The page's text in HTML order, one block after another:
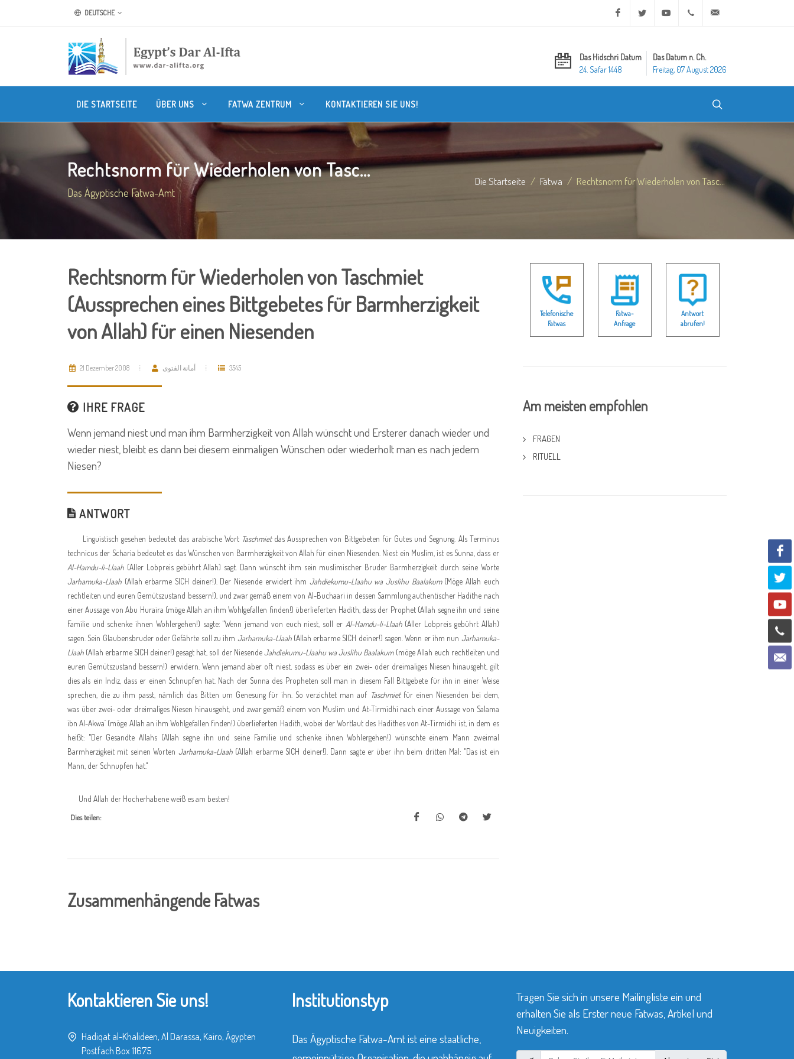
DEUTSCHE Facebook Twitter Youtube +20 2 25970400
Das Hidschri Datum
24. Safar 1448
Das Datum n. Ch.
Freitag, 07 August 2026
DIE STARTSEITE ÜBER UNS FATWA ZENTRUM KONTAKTIEREN SIE UNS!
Rechtsnorm für Wiederholen von Tasc...
Das Ägyptische Fatwa-Amt
Die Startseite Fatwa Rechtsnorm für Wiederholen von Tasc...
Rechtsnorm für Wiederholen von Taschmiet
(Aussprechen eines Bittgebetes für Barmherzigkeit
von Allah) für einen Niesenden
21 Dezember 2008 أمانة الفتوى 3545
IHRE FRAGE
Wenn jemand niest und man ihm Barmherzigkeit von Allah wünscht und Ersterer danach wieder und
wieder niest, bleibt es dann bei diesem einmaligen Wünschen oder wiederholt man es nach jedem
Niesen?
ANTWORT
Linguistisch gesehen bedeutet das arabische Wort Taschmiet das Aussprechen von Bittgebeten für Gutes und Segnung. Als Terminus
technicus der Scharia bedeutet es das Wünschen von Barmherzigkeit von Allah für einen Niesenden. Niest ein Muslim, ist es Sunna, dass er
Al-Hamdu-li-Llaah (Aller Lobpreis gebührt Allah) sagt. Dann wünscht ihm sein muslimischer Bruder Barmherzigkeit durch seine Worte
Jarhamuka-Llaah (Allah erbarme SICH deiner!). Der Niesende erwidert ihm Jahdiekumu-Llaahu wa Juslihu Baalakum(Möge Allah euch
rechtleiten und euren Gemütszustand bessern!), und zwar gemäß einem von Al-Buchaari in dessen Sammlung authentischer Hadithe nach
einer Aussage von Abu Huraira (möge Allah an ihm Wohlgefallen finden!) überlieferten Hadith, dass der Prophet (Allah segne ihn und seine
Familie und schenke ihnen Wohlergehen!) sagte: "Wenn jemand von euch niest, soll er Al-Hamdu-li-Llaah(Aller Lobpreis gebührt Allah)
sagen. Sein Glaubensbruder oder Gefährte soll zu ihm Jarhamuka-Llaah(Allah erbarme SICH deiner!) sagen. Wenn er ihm nun Jarhamuka-
Llaah (Allah erbarme SICH deiner!) gesagt hat, soll der NiesendeJahdiekumu-Llaahu wa Juslihu Baalakum(möge Allah euch rechtleiten und
euren Gemütszustand bessern!) erwidern. Wenn jemand aber oft niest, sodass es über ein zwei- oder dreimaliges Niesen hinausgeht, gilt
dies als ein Indiz, dass er einen Schnupfen hat. Nach der Sunna des Propheten soll man in diesem Fall Bittgebete für ihn in einer Weise
sprechen, die zu ihm passt, nämlich das Bitten um Genesung für ihn. So verzichtet man auf Taschmietfür einen Niesenden bei dem,
was über zwei- oder dreimaliges Niesen hinausgeht, und zwar gemäß einem von Muslim und At-Tirmidhi nach einer Aussage von Salama
ibn Al-Akwa´ (möge Allah an ihm Wohlgefallen finden!) überlieferten Hadith, wobei der Wortlaut des Hadithes von At-Tirmidhi ist, in dem es
heißt: "Der Gesandte Allahs (Allah segne ihn und seine Familie und schenke ihnen Wohlergehen!) wünschte einem Mann zweimal
Barmherzigkeit mit seinen Worten Jarhamuka-Llaah(Allah erbarme SICH deiner!). Dann sagte er über ihn beim dritten Mal: "Das ist ein
Mann, der Schnupfen hat."
Und Allah der Hocherhabene weiß es am besten!
Dies teilen:
Zusammenhängende Fatwas
Telefonische
Fatwas
Fatwa-
Anfrage
Antwort
abrufen!
Am meisten empfohlen
FRAGEN
RITUELL
Kontaktieren Sie uns!
Hadiqat al-Khalideen, Al Darassa, Kairo, Ägypten
Postfach Box 11675
Institutionstyp
Das Ägyptische Fatwa-Amt ist eine staatliche,
Tragen Sie sich in unsere Mailingliste ein und
erhalten Sie als Erster neue Fatwas, Artikel und
Neuigkeiten.